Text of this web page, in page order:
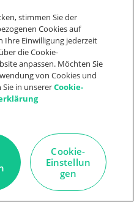
stimmen Sie der
Cookies auf
Ihre Einwilligung jederzeit
die Cookie-
anpassen. Möchten Sie
von Cookies und
Sie in unsererCookie-
Cookie-
Einstellun
gen